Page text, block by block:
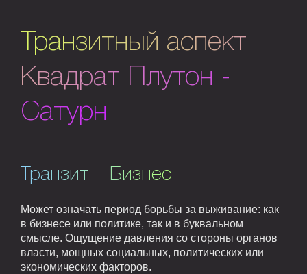
Транзитный аспект
Квадрат Плутон -
Сатурн
Транзит – Бизнес
Может означать период борьбы за выживание: как
в бизнесе или политике, так и в буквальном
смысле. Ощущение давления со стороны органов
власти, мощных социальных, политических или
экономических факторов.